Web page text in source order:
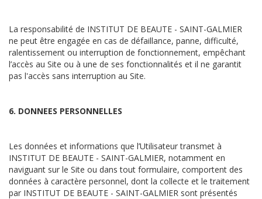
La responsabilité de INSTITUT DE BEAUTE - SAINT-GALMIER
ne peut être engagée en cas de défaillance, panne, difficulté,
ralentissement ou interruption de fonctionnement, empêchant
l’accès au Site ou à une de ses fonctionnalités et il ne garantit
pas l'accès sans interruption au Site.
6. DONNEES PERSONNELLES
Les données et informations que l’Utilisateur transmet à
INSTITUT DE BEAUTE - SAINT-GALMIER, notamment en
naviguant sur le Site ou dans tout formulaire, comportent des
données à caractère personnel, dont la collecte et le traitement
par INSTITUT DE BEAUTE - SAINT-GALMIER sont présentés